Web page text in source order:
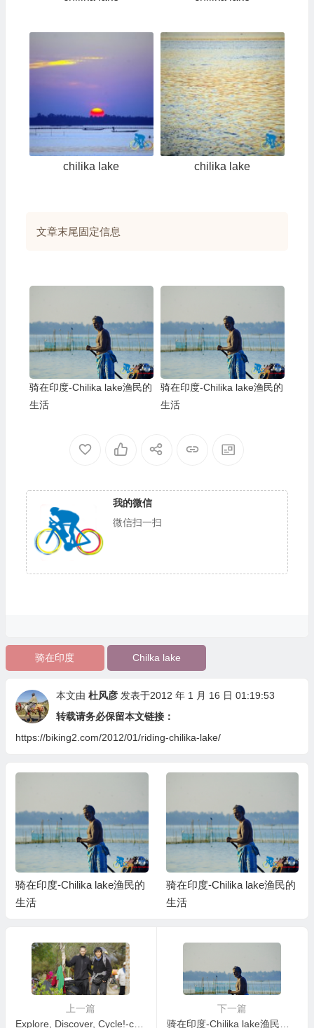
chilika lake chilika lake
文章末尾固定信息
骑在印度-Chilika lake渔民的
生活
骑在印度-Chilika lake渔民的
生活
我的微信
微信扫一扫
骑在印度 Chilka lake
本文由 杜风彦 发表于2012 年 1 月 16 日 01:19:53
转载请务必保留本文链接：
https://biking2.com/2012/01/riding-chilika-lake/
骑在印度-Chilika lake渔民的
生活
骑在印度-Chilika lake渔民的
生活
上一篇
Explore, Discover, Cycle!-celebrateindia
下一篇